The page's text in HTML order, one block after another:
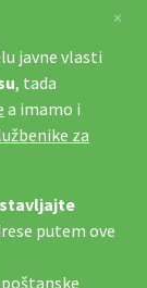
javne vlasti
, tada
a imamo i
za
putem ove
×